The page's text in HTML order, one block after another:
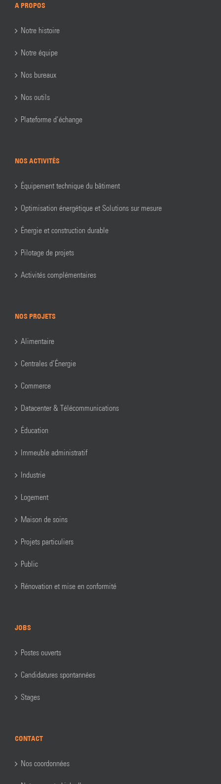
A PROPOS
Notre histoire
Notre équipe
Nos bureaux
Nos outils
Plateforme d’échange
NOS ACTIVITÉS
Équipement technique du bâtiment
Optimisation énergétique et Solutions sur mesure
Énergie et construction durable
Pilotage de projets
Activités complémentaires
NOS PROJETS
Alimentaire
Centrales d’Énergie
Commerce
Datacenter & Télécommunications
Éducation
Immeuble administratif
Industrie
Logement
Maison de soins
Projets particuliers
Public
Rénovation et mise en conformité
JOBS
Postes ouverts
Candidatures spontannées
Stages
CONTACT
Nos coordonnées